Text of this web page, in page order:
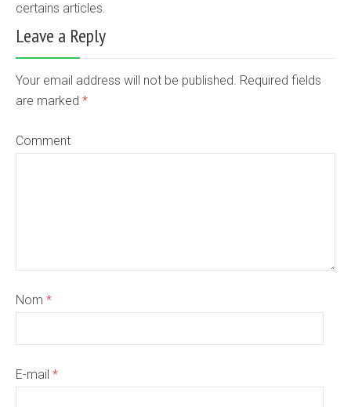
certains articles.
Leave a Reply
Your email address will not be published. Required fields
are marked *
Comment
Nom *
E-mail *